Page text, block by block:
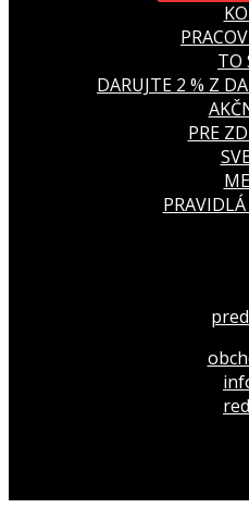
TO
DARUJTE 2 % Z
PRE